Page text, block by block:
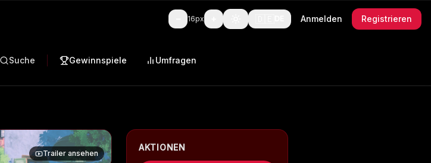
16px Anmelden Registrieren
Suche Gewinnspiele Umfragen
Trailer ansehen
AKTIONEN